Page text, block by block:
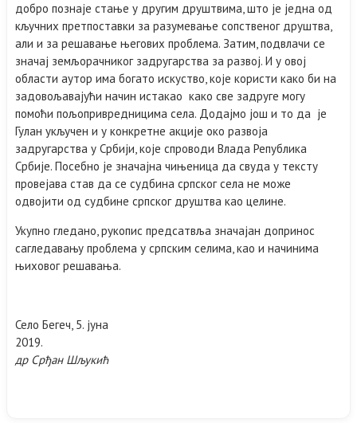
добро познаје стање у другим друштвима, што је једна од
кључних претпоставки за разумевање сопственог друштва,
али и за решавање његових проблема. Затим, подвлачи се
значај земљорачниког задругарства за развој. И у овој
области аутор има богато искуство, које користи како би на
задовољавајући начин истакао како све задруге могу
помоћи пољопривредницима села. Додајмо још и то да је
Гулан укључен и у конкретне акције око развоја
задругарства у Србији, које спроводи Влада Република
Србије. Посебно је значајна чињеница да свуда у тексту
провејава став да се судбина српског села не може
одвојити од судбине српског друштва као целине.
Укупно гледано, рукопис предсатвља значајан допринос
сагледавању проблема у српским селима, као и начинима
њиховог решавања.
Село Бегеч, 5. јуна
2019.
др Срђан Шљукић